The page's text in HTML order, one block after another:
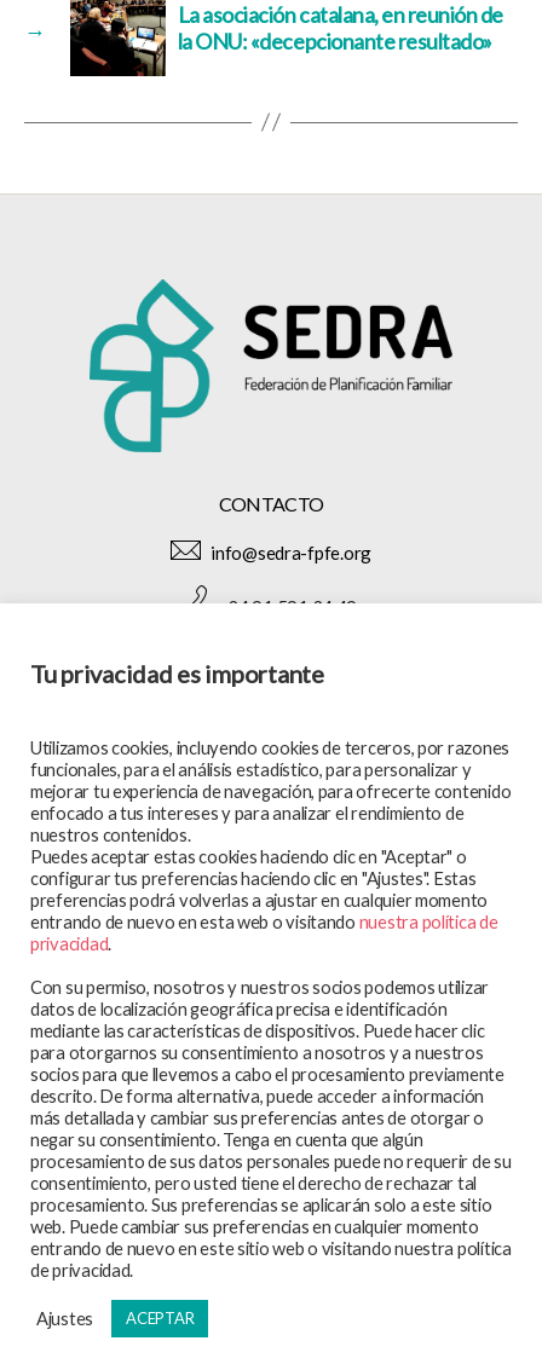
→
La asociación catalana, en reunión de
la ONU: «decepcionante resultado»
CONTACTO
info@sedra-fpfe.org
+34 91 591 34 49
SÍGUENOS EN:
MAPA WEB
En qué trabajamos
Te atendemos
Participa y colabora
Observatorio
Aviso legal
Política de privacidad
Política de cookies
SEDRA-FPFE es miembro de la International Planned
© 2026SEDRA – Federación de Planificación Familiar
Tu privacidad es importante
Utilizamos cookies, incluyendo cookies de terceros, por razones
funcionales, para el análisis estadístico, para personalizar y
mejorar tu experiencia de navegación, para ofrecerte contenido
enfocado a tus intereses y para analizar el rendimiento de
nuestros contenidos.
Puedes aceptar estas cookies haciendo clic en "Aceptar" o
configurar tus preferencias haciendo clic en "Ajustes". Estas
preferencias podrá volverlas a ajustar en cualquier momento
entrando de nuevo en esta web o visitando nuestra política de
privacidad.
Con su permiso, nosotros y nuestros socios podemos utilizar
datos de localización geográfica precisa e identificación
mediante las características de dispositivos. Puede hacer clic
para otorgarnos su consentimiento a nosotros y a nuestros
socios para que llevemos a cabo el procesamiento previamente
descrito. De forma alternativa, puede acceder a información
más detallada y cambiar sus preferencias antes de otorgar o
negar su consentimiento. Tenga en cuenta que algún
procesamiento de sus datos personales puede no requerir de su
consentimiento, pero usted tiene el derecho de rechazar tal
procesamiento. Sus preferencias se aplicarán solo a este sitio
web. Puede cambiar sus preferencias en cualquier momento
entrando de nuevo en este sitio web o visitando nuestra política
de privacidad.
Ajustes ACEPTAR